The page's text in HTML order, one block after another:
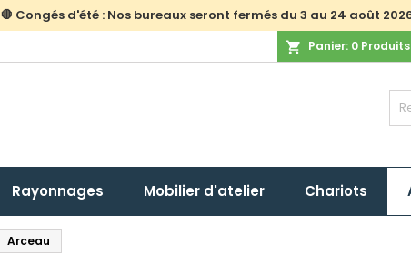
🛑 Congés d'été : Nos bureaux seront fermés du 3 au 24 août
shopping_cart Panier: 0
Rayonnages Mobilier d'atelier Chariots
Arceau